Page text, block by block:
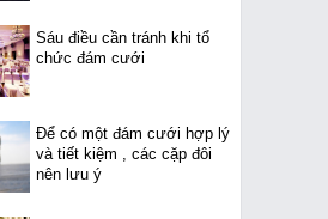
Sáu điều cần tránh khi tổ
chức đám cưới
Để có một đám cưới hợp lý
và tiết kiệm , các cặp đôi
nên lưu ý